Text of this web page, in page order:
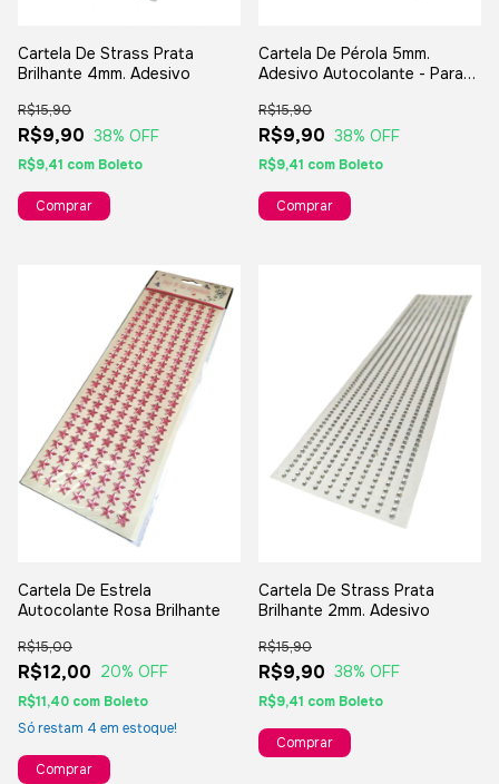
Cartela De Strass Prata
Brilhante 4mm. Adesivo
R$9,90
R$15,90
38% OFF
R$9,41 com Boleto
Cartela De Pérola 5mm.
Adesivo Autocolante - Para
R$9,90
R$15,90
38% OFF
R$9,41 com Boleto
Cartela De Estrela
Autocolante Rosa Brilhante
R$12,00
R$15,00
20% OFF
R$11,40 com Boleto
Só restam 4 em estoque!
Cartela De Strass Prata
Brilhante 2mm. Adesivo
R$9,90
R$15,90
38% OFF
R$9,41 com Boleto